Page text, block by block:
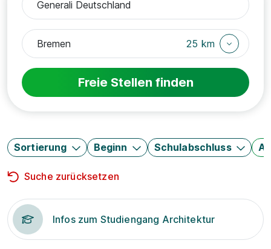
25 km
Freie Stellen finden
Sortierung Beginn Schulabschluss
Suche zurücksetzen
Infos zum Studiengang Architektur